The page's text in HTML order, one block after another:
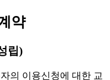
약
립)
의 이용신청에 대한 교